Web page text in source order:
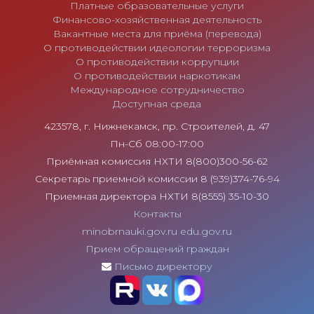
Платные образовательные услуги
Финансово-хозяйственная деятельность
Вакантные места для приёма (перевода)
О противодействии идеологии терроризма
О противодействии коррупции
О противодействии наркотикам
Международное сотрудничество
Доступная среда
423578, г. Нижнекамск, пр. Строителей, д. 47
Пн-Сб 08:00-17:00
Приёмная комиссия НХТИ 8(800)300-56-62
Секретарь приемной комиссии 8 (939)374-76-94
Приемная директора НХТИ 8(8555) 35-10-30
Контакты
minobrnauki.gov.ru edu.gov.ru
Прием обращений граждан
Письмо директору